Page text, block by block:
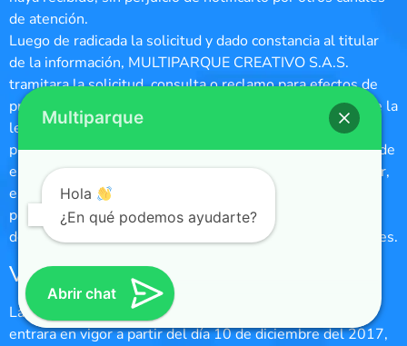
de atención.
Luego de radicada la solicitud y dado constancia al titular
de la información, MULTIPARQUE CREATIVO S.A.S.
tramitara la solicitud, consulta o reclamo para efectos de
proteger los derechos de los titulares en los términos de la
ley con las excepciones y condiciones que apliquen, el
proceso se adelantara en menos de diez días hábiles desde
el momento que se recibe la solicitud por parte del titular,
en los casos en que se necesite información adicional el
plazo será de veinte días y cuando dicha información
dependa de un tercero, el plazo será de treinta días hábiles.
VIGENCIA.
La presente política de tratamiento de la información
entrara en vigor a partir del día 10 de diciembre del 2017,
Multiparque
Hola
¿En qué podemos ayudarte?
Abrir chat